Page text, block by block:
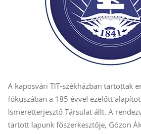
A kaposvári TIT-székházban tartottak
fókuszában a 185 évvel ezelőtt
Ismeretterjesztő Társulat állt. A
tartott lapunk főszerkesztője, Gózon